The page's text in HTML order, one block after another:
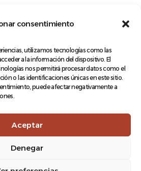
consentimiento
utilizamos tecnologías como las
a la información del dispositivo. El
nos permitirá procesar datos como el
o las identificaciones únicas en este sitio.
puede afectar negativamente a
Aceptar
Denegar
Contreras 133, Cuauhtémoc,